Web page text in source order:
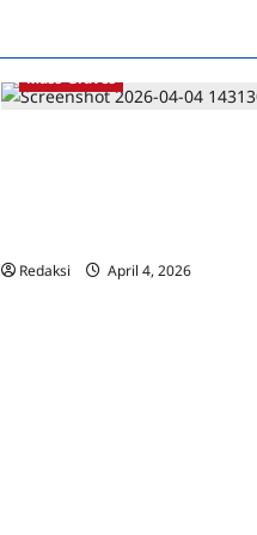
Mass-Graves
Redaksi
April 4, 2026